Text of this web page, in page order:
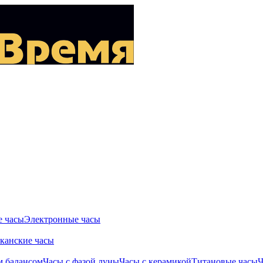
часыЭлектронные часы
часы